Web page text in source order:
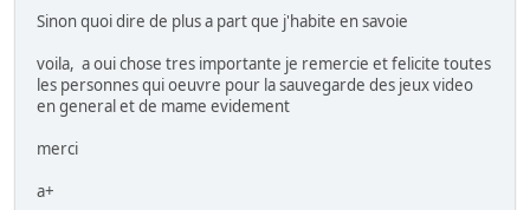
Sinon quoi dire de plus a part que j'habite en savoie
voila, a oui chose tres importante je remercie et felicite toutes
les personnes qui oeuvre pour la sauvegarde des jeux video
en general et de mame evidement
merci
a+